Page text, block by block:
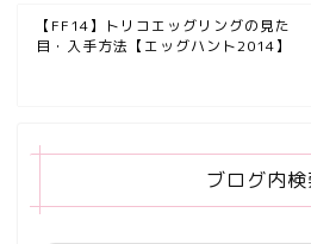
【FF14】トリコエッグリングの見た
目・入手方法【エッグハント2014】
ブログ内検